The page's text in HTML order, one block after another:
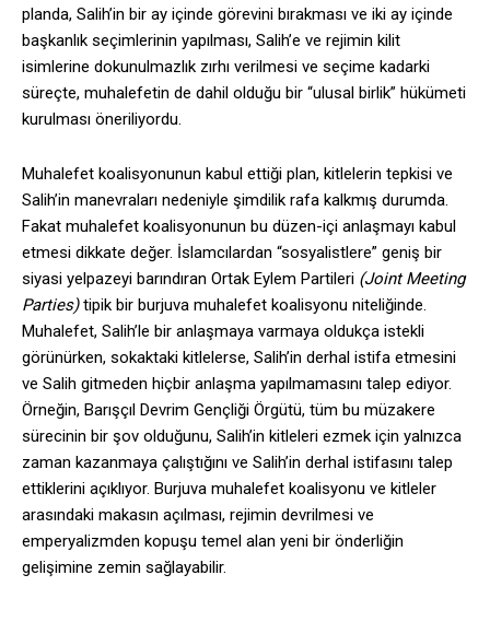
planda, Salih’in bir ay içinde görevini bırakması ve iki ay içinde
başkanlık seçimlerinin yapılması, Salih’e ve rejimin kilit
isimlerine dokunulmazlık zırhı verilmesi ve seçime kadarki
süreçte, muhalefetin de dahil olduğu bir “ulusal birlik” hükümeti
kurulması öneriliyordu.
Muhalefet koalisyonunun kabul ettiği plan, kitlelerin tepkisi ve
Salih’in manevraları nedeniyle şimdilik rafa kalkmış durumda.
Fakat muhalefet koalisyonunun bu düzen-içi anlaşmayı kabul
etmesi dikkate değer. İslamcılardan “sosyalistlere” geniş bir
siyasi yelpazeyi barındıran Ortak Eylem Partileri (Joint Meeting
Parties)tipik bir burjuva muhalefet koalisyonu niteliğinde.
Muhalefet, Salih’le bir anlaşmaya varmaya oldukça istekli
görünürken, sokaktaki kitlelerse, Salih’in derhal istifa etmesini
ve Salih gitmeden hiçbir anlaşma yapılmamasını talep ediyor.
Örneğin, Barışçıl Devrim Gençliği Örgütü, tüm bu müzakere
sürecinin bir şov olduğunu, Salih’in kitleleri ezmek için yalnızca
zaman kazanmaya çalıştığını ve Salih’in derhal istifasını talep
ettiklerini açıklıyor. Burjuva muhalefet koalisyonu ve kitleler
arasındaki makasın açılması, rejimin devrilmesi ve
emperyalizmden kopuşu temel alan yeni bir önderliğin
gelişimine zemin sağlayabilir.